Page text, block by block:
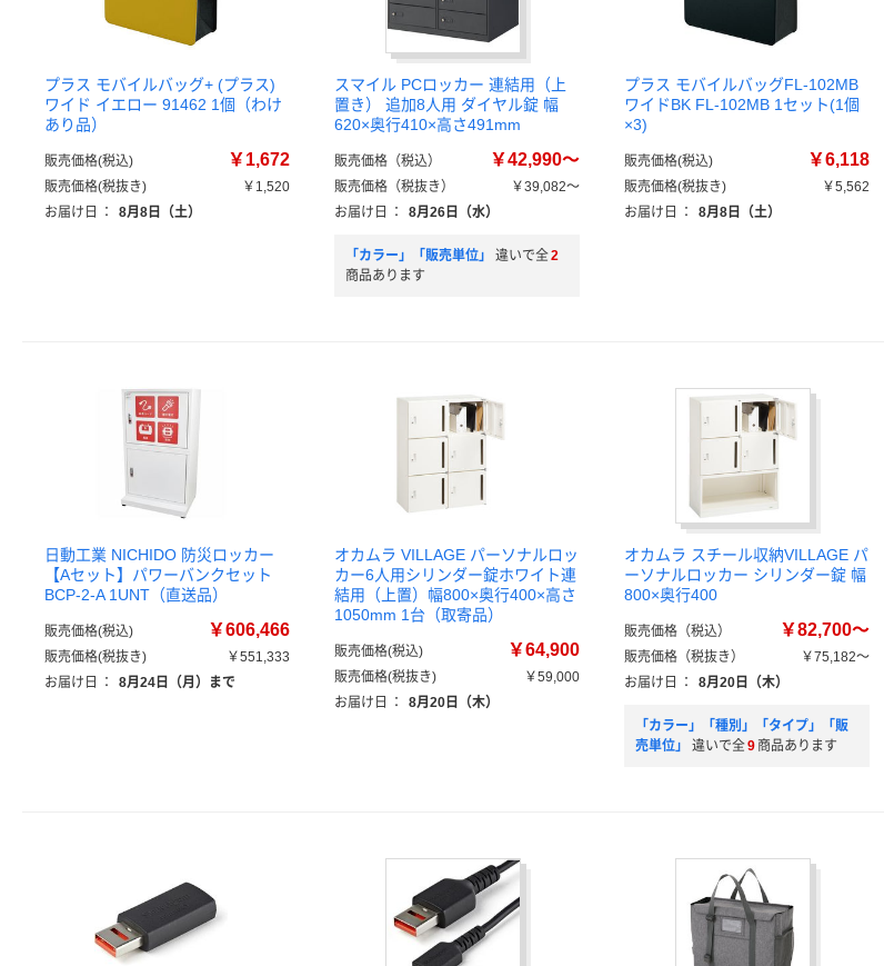
プラス モバイルバッグ+ (プラス)
ワイド イエロー 91462 1個（わけ
あり品）
販売価格(税込) ￥1,672
販売価格(税抜き)
￥1,520
お届け日
： 8月8日（土）
スマイル PCロッカー 連結用（上
置き） 追加8人用 ダイヤル錠 幅
620×奥行410×高さ491mm
販売価格（税込） ￥42,990～
販売価格（税抜き）
￥39,082～
お届け日
： 8月26日（水）
「カラー」「販売単位」 違いで全2
商品あります
プラス モバイルバッグFL-102MB
ワイドBK FL-102MB 1セット(1個
×3)
販売価格(税込) ￥6,118
販売価格(税抜き)
￥5,562
お届け日
： 8月8日（土）
日動工業 NICHIDO 防災ロッカー
【Aセット】パワーバンクセット
BCP-2-A 1UNT（直送品）
販売価格(税込) ￥606,466
販売価格(税抜き)
￥551,333
お届け日
： 8月24日（月）まで
オカムラ VILLAGE パーソナルロッ
カー6人用シリンダー錠ホワイト連
結用（上置）幅800×奥行400×高さ
1050mm 1台（取寄品）
販売価格(税込) ￥64,900
販売価格(税抜き)
￥59,000
お届け日
： 8月20日（木）
オカムラ スチール収納VILLAGE パ
ーソナルロッカー シリンダー錠 幅
800×奥行400
販売価格（税込） ￥82,700～
販売価格（税抜き）
￥75,182～
お届け日
： 8月20日（木）
「カラー」「種別」「タイプ」「販
売単位」
違いで全9 商品あります